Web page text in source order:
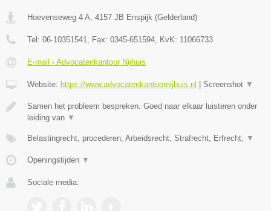
Hoevenseweg 4 A 4157 JB Enspijk (Gelderland)
Tel: 06-10351541 , Fax: 0345-651594 , KvK: 11066733
E-mail › Advocatenkantoor Nijhuis
Website: https://www.advocatenkantoornijhuis.nl Screenshot ▼
Samen het probleem bespreken. Goed naar elkaar luisteren onder
leiding van ▼
Belastingrecht, procederen, Arbeidsrecht, Strafrecht, Erfrecht, ▼
Openingstijden ▼
Sociale media: